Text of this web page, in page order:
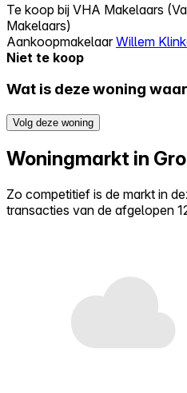
Te koop bij VHA Makelaars
Makelaars)
AankoopmakelaarWillem
Niet te koop
Wat is deze woning
Volg deze woning
Woningmarkt in
Zo competitief is de markt in
transacties van de afgelopen